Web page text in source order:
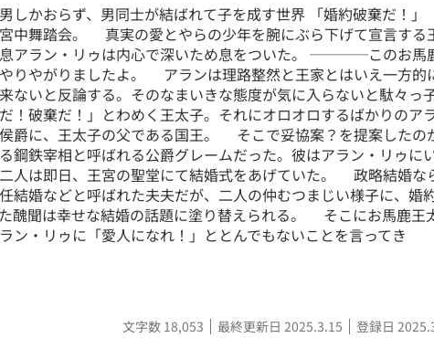
しかおらず、男同士が結ばれて子を成す世界 「婚約破棄だ！」
中舞踏会。 真実の愛とやらの少年を腕にぶら下げて宣言する
アラン・リゥは内心で深いため息をついた。 ────このお馬
りやがりましたよ。 アランは理路整然と王家とはいえ一方的
ないと反論する。そのなまいきな態度が気に入らないと駄々っ
！破棄だ！」とわめく王太子。それにオロオロするばかりのア
爵に、王太子の父である国王。 そこで妥協案？を提案したの
鋼鉄宰相と呼ばれる公爵グレームだった。彼はアラン・リゥに
人は即日、王宮の聖堂にて結婚式をあげていた。 政略結婚な
任結婚などと呼ばれた夫夫だが、二人の仲むつまじい様子に、婚
醜聞は幸せな結婚の話題に塗り替えられる。 そこにお馬鹿王
ン・リゥに「愛人になれ！」ととんでもないことを言ってき
文字数 18,053 最終更新日 2025.3.15 登録日